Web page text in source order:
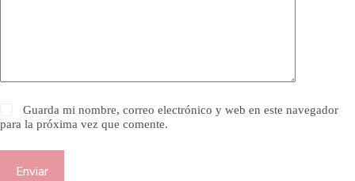
Guarda mi nombre, correo electrónico y web en este navegador
para la próxima vez que comente.
Enviar